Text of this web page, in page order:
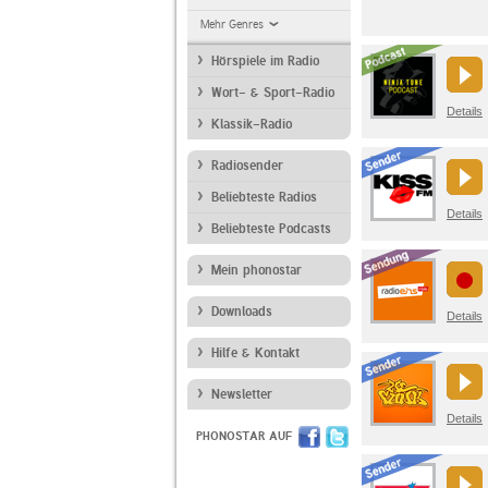
Mehr Genres
Hörspiele im Radio
Wort- & Sport-Radio
Klassik-Radio
Radiosender
Beliebteste Radios
Beliebteste Podcasts
Mein phonostar
Downloads
Hilfe & Kontakt
Newsletter
PHONOSTAR AUF
Details
Details
Details
Details